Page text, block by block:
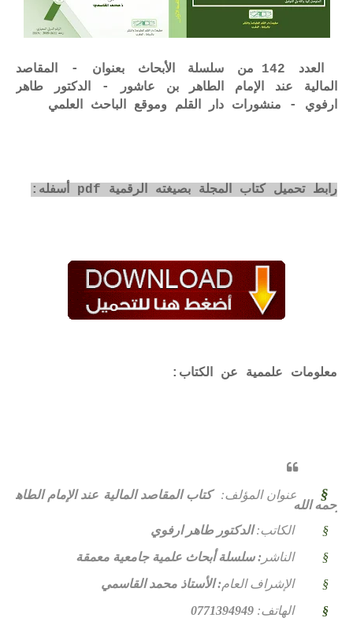
العدد 142 من سلسلة الأبحاث بعنوان - المقاصد
المالية عند الإمام الطاهر بن عاشور - الدكتور طاهر
ارفوي - منشورات دار القلم وموقع الباحث العلمي
رابط تحميل كتاب المجلة بصيغته الرقمية pdf أسفله:
معلومات علممية عن الكتاب:
§ عنوان المؤلف: كتاب المقاصد المالية عند الإمام
رحمه الله
§
الكاتب: الدكتور طاهر ارفوي
§
الناشر : سلسلة أبحاث علمية جامعية معمقة
§
الإشراف العام: الأستاذ محمد القاسمي
§
الهاتف:0771394949